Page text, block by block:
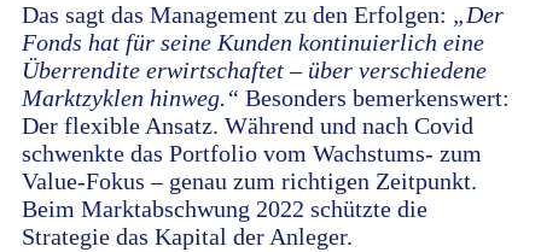
Das sagt das Management zu den Erfolgen: „Der
Fonds hat für seine Kunden kontinuierlich eine
Überrendite erwirtschaftet – über verschiedene
Marktzyklen hinweg.“ Besonders bemerkenswert:
Der flexible Ansatz. Während und nach Covid
schwenkte das Portfolio vom Wachstums- zum
Value-Fokus – genau zum richtigen Zeitpunkt.
Beim Marktabschwung 2022 schützte die
Strategie das Kapital der Anleger.